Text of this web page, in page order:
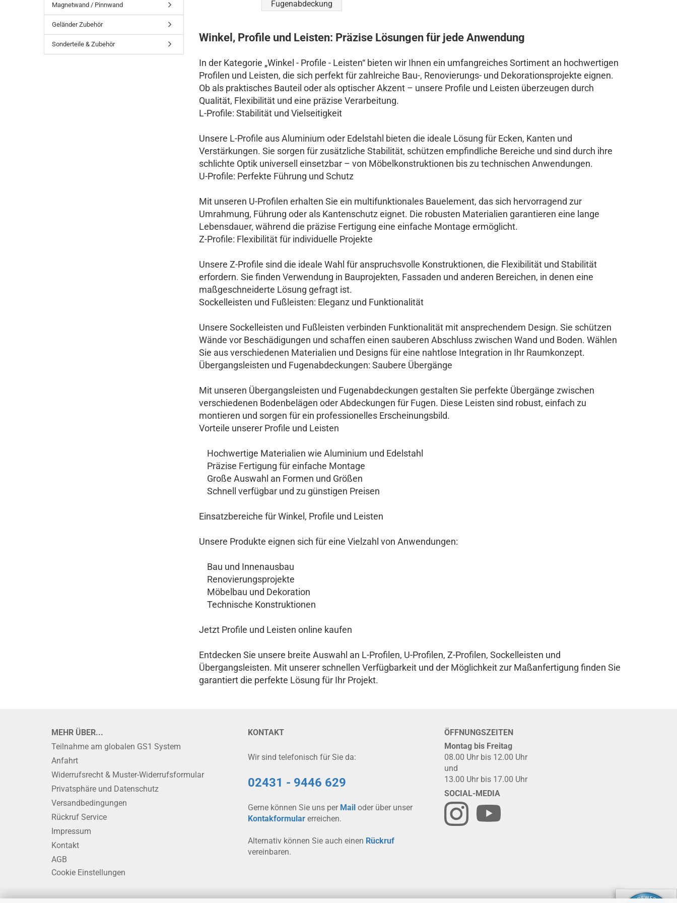
Edelstahl
nasslackiert
Stahl verzinkt ohne
Schutzfolie
Edelstahl
Stahl verzinkt ohne
Fugenabdeckung
Winkel, Profile und Leisten: Präzise Lösungen für jede Anwendung
In der Kategorie „Winkel - Profile - Leisten“ bieten wir Ihnen ein umfangreiches Sortiment an hochwertigen
Profilen und Leisten, die sich perfekt für zahlreiche Bau-, Renovierungs- und Dekorationsprojekte eignen.
Ob als praktisches Bauteil oder als optischer Akzent – unsere Profile und Leisten überzeugen durch
Qualität, Flexibilität und eine präzise Verarbeitung.
L-Profile: Stabilität und Vielseitigkeit
Unsere L-Profile aus Aluminium oder Edelstahl bieten die ideale Lösung für Ecken, Kanten und
Verstärkungen. Sie sorgen für zusätzliche Stabilität, schützen empfindliche Bereiche und sind durch ihre
schlichte Optik universell einsetzbar – von Möbelkonstruktionen bis zu technischen Anwendungen.
U-Profile: Perfekte Führung und Schutz
Mit unseren U-Profilen erhalten Sie ein multifunktionales Bauelement, das sich hervorragend zur
Umrahmung, Führung oder als Kantenschutz eignet. Die robusten Materialien garantieren eine lange
Lebensdauer, während die präzise Fertigung eine einfache Montage ermöglicht.
Z-Profile: Flexibilität für individuelle Projekte
Unsere Z-Profile sind die ideale Wahl für anspruchsvolle Konstruktionen, die Flexibilität und Stabilität
erfordern. Sie finden Verwendung in Bauprojekten, Fassaden und anderen Bereichen, in denen eine
maßgeschneiderte Lösung gefragt ist.
Sockelleisten und Fußleisten: Eleganz und Funktionalität
Unsere Sockelleisten und Fußleisten verbinden Funktionalität mit ansprechendem Design. Sie schützen
Wände vor Beschädigungen und schaffen einen sauberen Abschluss zwischen Wand und Boden. Wählen
Sie aus verschiedenen Materialien und Designs für eine nahtlose Integration in Ihr Raumkonzept.
Übergangsleisten und Fugenabdeckungen: Saubere Übergänge
Mit unseren Übergangsleisten und Fugenabdeckungen gestalten Sie perfekte Übergänge zwischen
verschiedenen Bodenbelägen oder Abdeckungen für Fugen. Diese Leisten sind robust, einfach zu
montieren und sorgen für ein professionelles Erscheinungsbild.
Vorteile unserer Profile und Leisten
Hochwertige Materialien wie Aluminium und Edelstahl
Präzise Fertigung für einfache Montage
Große Auswahl an Formen und Größen
Schnell verfügbar und zu günstigen Preisen
Einsatzbereiche für Winkel, Profile und Leisten
Unsere Produkte eignen sich für eine Vielzahl von Anwendungen:
Bau und Innenausbau
Renovierungsprojekte
Möbelbau und Dekoration
Technische Konstruktionen
Jetzt Profile und Leisten online kaufen
Entdecken Sie unsere breite Auswahl an L-Profilen, U-Profilen, Z-Profilen, Sockelleisten und
Übergangsleisten. Mit unserer schnellen Verfügbarkeit und der Möglichkeit zur Maßanfertigung finden Sie
garantiert die perfekte Lösung für Ihr Projekt.
Magnetwand / Pinnwand
Geländer Zubehör
Sonderteile & Zubehör
MEHR ÜBER...
Teilnahme am globalen GS1 System
Anfahrt
Widerrufsrecht & Muster-Widerrufsformular
Privatsphäre und Datenschutz
Versandbedingungen
Rückruf Service
Impressum
Kontakt
AGB
Cookie Einstellungen
KONTAKT
Wir sind telefonisch für Sie da:
02431 - 9446 629
Gerne können Sie uns per Mail oder über unser
Kontakformular erreichen.
Alternativ können Sie auch einen Rückruf
vereinbaren.
ÖFFNUNGSZEITEN
Montag bis Freitag
08.00 Uhr bis 12.00 Uhr
und
13.00 Uhr bis 17.00 Uhr
SOCIAL-MEDIA